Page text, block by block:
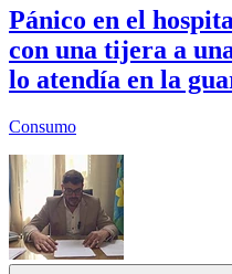
Pánico en el
con una tijera a
lo atendía en la
Consumo